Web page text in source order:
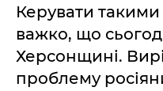
Керувати
важко, що
Херсонщині.
проблему